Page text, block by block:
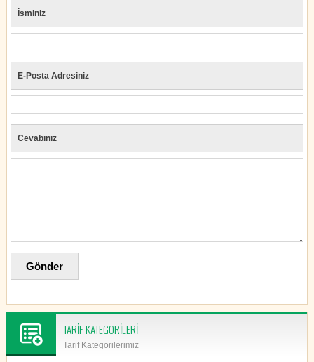
İsminiz
E-Posta Adresiniz
Cevabınız
TARİF KATEGORİLERİ
Tarif Kategorilerimiz